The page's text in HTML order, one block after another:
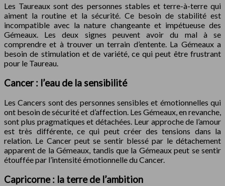
Les Taureaux sont des personnes stables et terre-à-terre qui
aiment la routine et la sécurité. Ce besoin de stabilité est
incompatible avec la nature changeante et impétueuse des
Gémeaux. Les deux signes peuvent avoir du mal à se
comprendre et à trouver un terrain d’entente. La Gémeaux a
besoin de stimulation et de variété, ce qui peut être frustrant
pour le Taureau.
Cancer : l’eau de la sensibilité
Les Cancers sont des personnes sensibles et émotionnelles qui
ont besoin de sécurité et d’affection. Les Gémeaux, en revanche,
sont plus pragmatiques et détachées. Leur approche de l’amour
est très différente, ce qui peut créer des tensions dans la
relation. Le Cancer peut se sentir blessé par le détachement
apparent de la Gémeaux, tandis que la Gémeaux peut se sentir
étouffée par l’intensité émotionnelle du Cancer.
Capricorne : la terre de l’ambition